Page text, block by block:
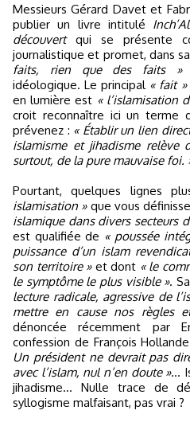
Messieurs Gérard Davet et Fabrice Lhomme, vous venez de
publier un livre intitulé
découvertqui se présente
journalistique et promet, dans
faits, rien que des faits »
idéologique. Le principal « fait »
en lumière est « l’islamisation
croit reconnaître ici un terme
prévenez : « Établir un lien
islamisme et jihadisme relève
surtout, de la pure mauvaise foi.
Pourtant, quelques lignes
islamisation »que vous
islamique dans divers secteurs
est qualifiée de « poussée
puissance d’un islam
son territoire »et dont « le
le symptôme le plus visible ».
lecture radicale, agressive de
mettre en cause nos règles
dénoncée récemment par
confession de François
Un président ne devrait pas
avec l’islam, nul n’en doute »…
jihadisme… Nulle trace de
syllogisme malfaisant, pas vrai ?